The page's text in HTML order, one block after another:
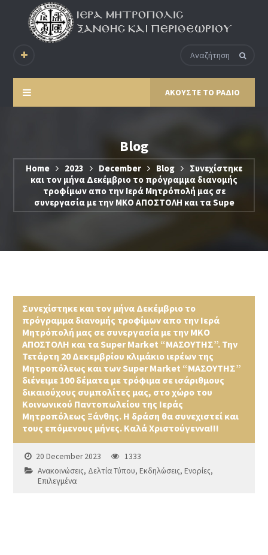
ΑΚΟΥΣΤΕ ΤΟ ΡΑΔΙΟ
Blog
Home 2023 December Blog
Συνεχίστηκε
και τον μήνα Δεκέμβριο το πρόγραμμα διανομής
τροφίμων απο την Ιερά Μητρόπολή μας σε
συνεργασία με την ΜΚΟ ΑΠΟΣΤΟΛΗ και τα Supe
Συνεχίστηκε και τον μήνα Δεκέμβριο το
πρόγραμμα διανομής τροφίμων απο την Ιερά
Μητρόπολή μας σε συνεργασία με την ΜΚΟ
ΑΠΟΣΤΟΛΗ και τα Super Market “ΜΑΣΟΥΤΗΣ”. Την
Τετάρτη 20 Δεκεμβρίου κλιμάκιο ιερέων της
Μητροπόλεως και των Super Market “ΜΑΣΟΥΤΗΣ”
διένειμε 100 δέματα με τρόφιμα σε ισάριθμους
δικαιούχους συμπολίτες μας, στο χώρο του
Κοινωνικού Παντοπωλείου της Ιεράς
Μητροπόλεως Ξάνθης. Η δράση θα συνεχιστεί και
τους επόμενους μήνες. Καλά Χριστούγεννα!!!
20 December 2023
1333
Ανακοινώσεις, Δελτία Τύπου,Εκδηλώσεις,Ενορίες,
Επιλεγμένα